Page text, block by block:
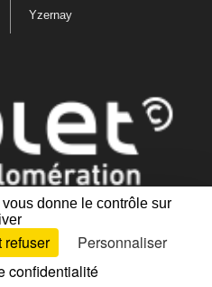
donne le contrôle sur
refuser
Personnaliser
confidentialité
Yzernay
: partiellement conforme